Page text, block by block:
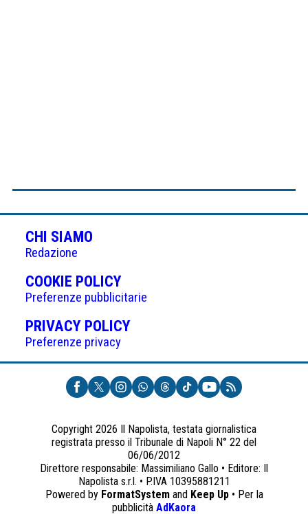
CHI SIAMO
Redazione
COOKIE POLICY(APRE
IN
UNA
NUOVA
Preferenze pubblicitarie
PRIVACY POLICY(APRE
UNA
NUOVA
SCHEDA)
Preferenze privacy
Copyright 2026 Il Napolista, testata giornalistica
registrata presso il Tribunale di Napoli N° 22 del
06/06/2012
Direttore responsabile: Massimiliano Gallo • Editore: Il
Napolista s.r.l. • P.IVA 10395881211
Powered by FormatSystemand Keep Up• Per la
pubblicità AdKaora